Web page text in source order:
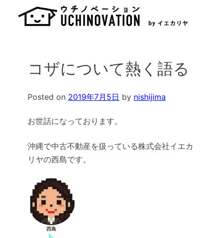
コザについて熱く語る
Posted on 2019年7月5日 by nishijima
お世話になっております。
沖縄で中古不動産を扱っている株式会社イエカ
リヤの西島です。
西島